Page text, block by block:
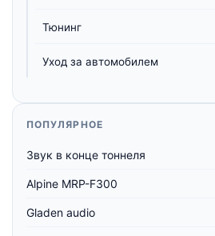
Тюнинг
Уход за автомобилем
ПОПУЛЯРНОЕ
Звук в конце тоннеля
Alpine MRP-F300
Gladen audio